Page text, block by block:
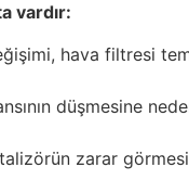
vardır:
hava filtresi
düşmesine
zarar